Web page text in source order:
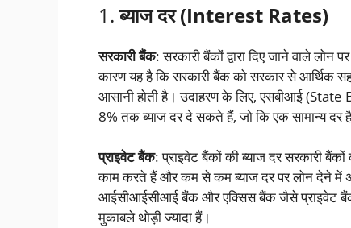
1.ब्याज दर (Interest Rates)
सरकारी बैंक: सरकारी बैंकों द्वारा दिए जाने वाले लोन
कारण यह है कि सरकारी बैंक को सरकार से आर्थिक
आसानी होती है। उदाहरण के लिए, एसबीआई
8% तक ब्याज दर दे सकते हैं, जो कि एक सामान्य दर
प्राइवेट बैंक: प्राइवेट बैंकों की ब्याज दर सरकारी
काम करते हैं और कम से कम ब्याज दर पर लोन देने में
आईसीआईसीआई बैंक और एक्सिस बैंक जैसे प्राइवेट
मुकाबले थोड़ी ज्यादा हैं।